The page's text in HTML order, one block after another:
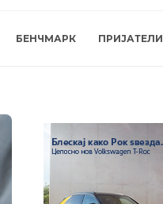
БЕНЧМАРК ПРИЈАТЕЛИ